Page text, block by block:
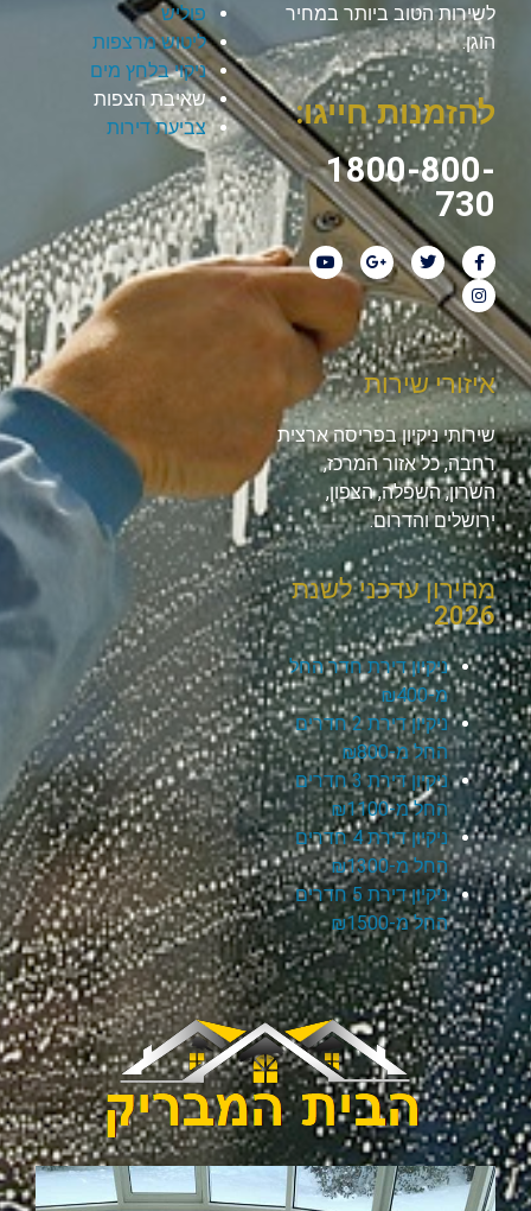
לשירות הטוב ביותר במחיר
הוגן.
להזמנות חייגו:
1800-800-
730
פוליש
ליטוש מרצפות
ניקוי בלחץ מים
שאיבת הצפות
צביעת דירות
איזורי שירות
שירותי ניקיון בפריסה ארצית
רחבה, כל אזור המרכז,
השרון, השפלה, הצפון,
ירושלים והדרום.
מחירון עדכני לשנת
2026
ניקיון דירת חדר החל
מ-₪400
ניקיון דירת 2 חדרים
החל מ-₪800
ניקיון דירת 3 חדרים
החל מ-₪1100
ניקיון דירת 4 חדרים
החל מ-₪1300
ניקיון דירת 5 חדרים
החל מ-₪1500